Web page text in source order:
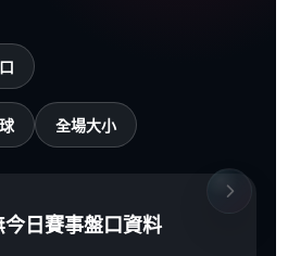
全場大小
今日賽事盤口資料